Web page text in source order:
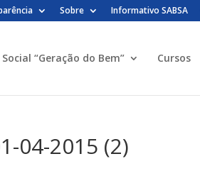
Sobre Informativo SABSA
“Geração do Bem” Cursos
04-2015 (2)